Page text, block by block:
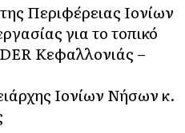
Περιφέρειας Ιονίων
για το τοπικό
Κεφαλλονιάς –
Ιονίων Νήσων κ.